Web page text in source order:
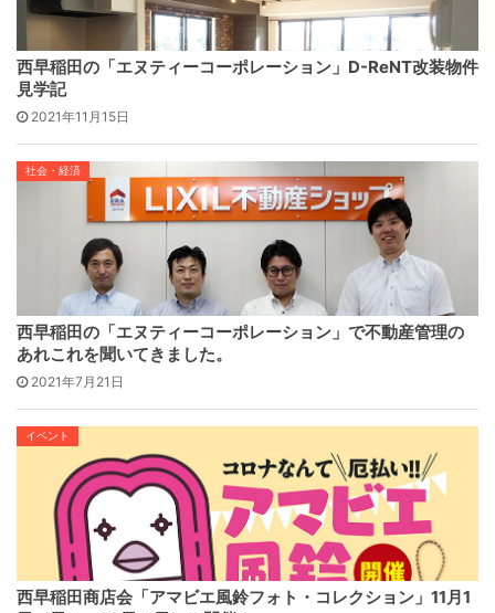
西早稲田の「エヌティーコーポレーション」D-ReNT改装物件
見学記
2021年11月15日
社会・経済
西早稲田の「エヌティーコーポレーション」で不動産管理の
あれこれを聞いてきました。
2021年7月21日
イベント
西早稲田商店会「アマビエ風鈴フォト・コレクション」11月1